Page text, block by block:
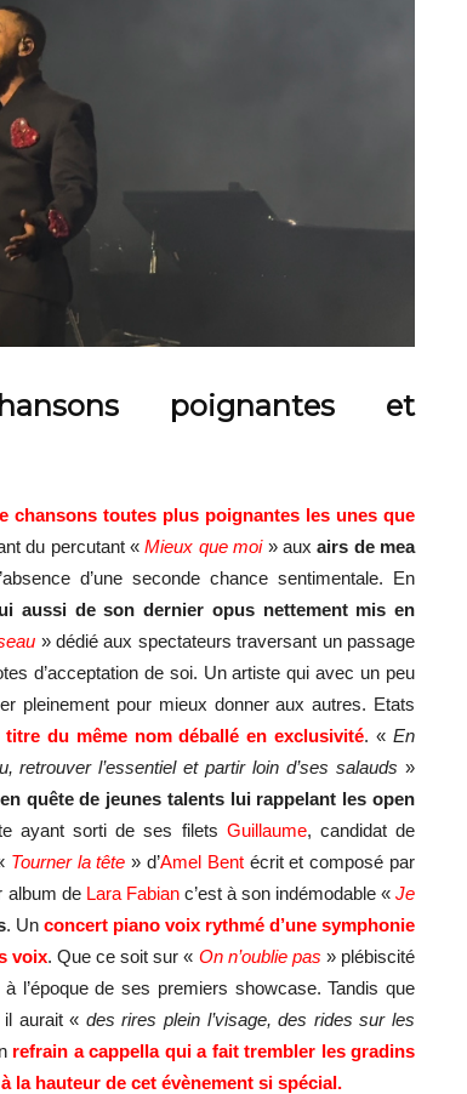
poignantes et
chansons toutes plus poignantes les unes que
du percutant «Mieux que moi» auxairs de mea
d’une seconde chance sentimentale. En
aussi de son dernier opus nettement mis en
» dédié aux spectateurs traversant un passage
d’acceptation de soi. Un artiste qui avec un peu
pleinement pour mieux donner aux autres. Etats
titre du même nom déballé en exclusivité. «En
retrouver l’essentiel et partir loin d’ses salauds »
quête de jeunes talents lui rappelant les open
ayant sorti de ses filets Guillaume, candidat de
Tourner la tête » d’Amel Bentécrit et composé par
album de Lara Fabianc’est à son indémodable «Je
. Un concert piano voix rythmé d’une symphonie
voix. Que ce soit sur « On n’oublie pas » plébiscité
à l’époque de ses premiers showcase. Tandis que
aurait « des rires plein l’visage, des rides sur les
refrain a cappella qui a fait trembler les gradins
la hauteur de cet évènement si spécial.